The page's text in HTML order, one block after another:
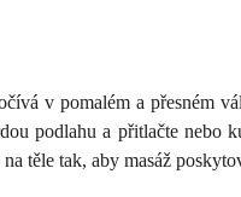
v pomalém a přesném
podlahu a přitlačte
těle tak, aby masáž